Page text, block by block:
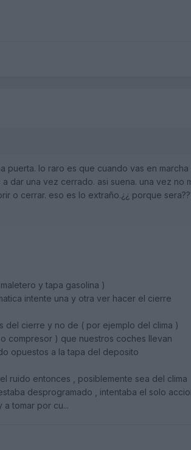
puerta. lo raro es que cuando vas en
una vez cerrado. asi suena. una vez no
o cerrar. eso es lo extraño.¿¿ porque
y tapa gasolina )
intente una y otra ver hacer el cierre
del cierre y no de ( por ejemplo del clima )
compresor ) que nuestros coches llevan
opuestos a la tapa del deposito
ruido entonces , posiblemente sea del clima
desprogramado , intentaba el solo
tomar por cu...